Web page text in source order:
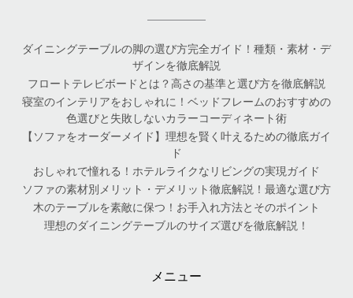
ダイニングテーブルの脚の選び方完全ガイド！種類・素材・デ
ザインを徹底解説
フロートテレビボードとは？高さの基準と選び方を徹底解説
寝室のインテリアをおしゃれに！ベッドフレームのおすすめの
色選びと失敗しないカラーコーディネート術
【ソファをオーダーメイド】理想を賢く叶えるための徹底ガイ
ド
おしゃれで憧れる！ホテルライクなリビングの実現ガイド
ソファの素材別メリット・デメリット徹底解説！最適な選び方
木のテーブルを素敵に保つ！お手入れ方法とそのポイント
理想のダイニングテーブルのサイズ選びを徹底解説！
メニュー